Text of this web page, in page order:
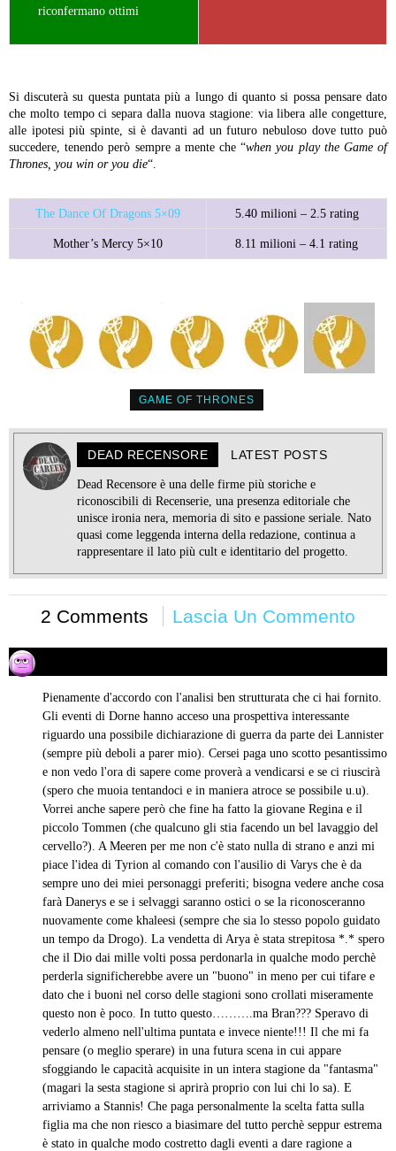
riconfermano ottimi
Si discuterà su questa puntata più a lungo di quanto si possa pensare dato
che molto tempo ci separa dalla nuova stagione: via libera alle congetture,
alle ipotesi più spinte, si è davanti ad un futuro nebuloso dove tutto può
succedere, tenendo però sempre a mente che “when you play the Game of
Thrones, you win or you die“.
The Dance Of Dragons 5×09 5.40 milioni – 2.5 rating
Mother’s Mercy 5×10 8.11 milioni – 4.1 rating
GAME OF THRONES
DEAD RECENSORE LATEST POSTS
Dead Recensore è una delle firme più storiche e
riconoscibili di Recenserie, una presenza editoriale che
unisce ironia nera, memoria di sito e passione seriale. Nato
quasi come leggenda interna della redazione, continua a
rappresentare il lato più cult e identitario del progetto.
2 Comments Lascia Un Commento
Pienamente d'accordo con l'analisi ben strutturata che ci hai fornito.
Gli eventi di Dorne hanno acceso una prospettiva interessante
riguardo una possibile dichiarazione di guerra da parte dei Lannister
(sempre più deboli a parer mio). Cersei paga uno scotto pesantissimo
e non vedo l'ora di sapere come proverà a vendicarsi e se ci riuscirà
(spero che muoia tentandoci e in maniera atroce se possibile u.u).
Vorrei anche sapere però che fine ha fatto la giovane Regina e il
piccolo Tommen (che qualcuno gli stia facendo un bel lavaggio del
cervello?). A Meeren per me non c'è stato nulla di strano e anzi mi
piace l'idea di Tyrion al comando con l'ausilio di Varys che è da
sempre uno dei miei personaggi preferiti; bisogna vedere anche cosa
farà Danerys e se i selvaggi saranno ostici o se la riconosceranno
nuovamente come khaleesi (sempre che sia lo stesso popolo guidato
un tempo da Drogo). La vendetta di Arya è stata strepitosa *.* spero
che il Dio dai mille volti possa perdonarla in qualche modo perchè
perderla significherebbe avere un "buono" in meno per cui tifare e
dato che i buoni nel corso delle stagioni sono crollati miseramente
questo non è poco. In tutto questo……….ma Bran??? Speravo di
vederlo almeno nell'ultima puntata e invece niente!!! Il che mi fa
pensare (o meglio sperare) in una futura scena in cui appare
sfoggiando le capacità acquisite in un intera stagione da "fantasma"
(magari la sesta stagione si aprirà proprio con lui chi lo sa). E
arriviamo a Stannis! Che paga personalmente la scelta fatta sulla
figlia ma che non riesco a biasimare del tutto perchè seppur estrema
è stato in qualche modo costretto dagli eventi a dare ragione a